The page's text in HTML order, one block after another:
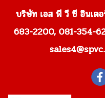
บริษัท เอส พี วี ซี อินเต
683-2200, 081-354-